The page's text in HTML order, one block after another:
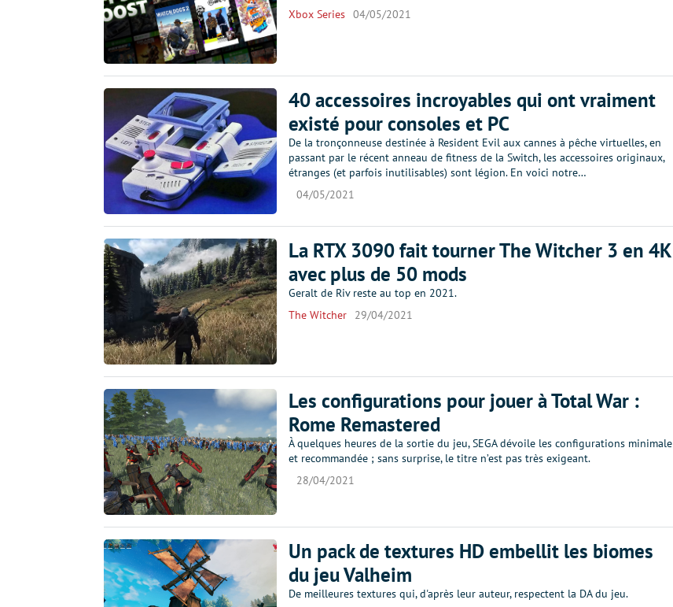
Xbox Series 04/05/2021
40 accessoires incroyables qui ont vraiment
existé pour consoles et PC
De la tronçonneuse destinée à Resident Evil aux cannes à pêche virtuelles, en
passant par le récent anneau de fitness de la Switch, les accessoires originaux,
étranges (et parfois inutilisables) sont légion. En voici notre…
04/05/2021
La RTX 3090 fait tourner The Witcher 3 en 4K
avec plus de 50 mods
Geralt de Riv reste au top en 2021.
The Witcher
29/04/2021
Les configurations pour jouer à Total War :
Rome Remastered
À quelques heures de la sortie du jeu, SEGA dévoile les configurations minimale
et recommandée ; sans surprise, le titre n’est pas très exigeant.
28/04/2021
Un pack de textures HD embellit les biomes
du jeu Valheim
De meilleures textures qui, d'après leur auteur, respectent la DA du jeu.